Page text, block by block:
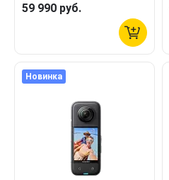
59 990 руб.
Новинка